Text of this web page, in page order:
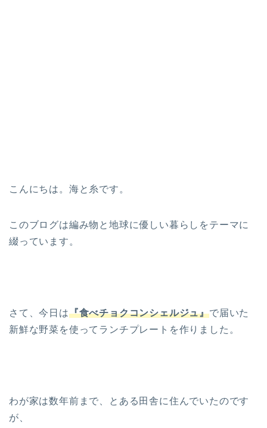
こんにちは。海と糸です。
このブログは編み物と地球に優しい暮らしをテーマに
綴っています。
さて、今日は『食べチョクコンシェルジュ』で届いた
新鮮な野菜を使ってランチプレートを作りました。
わが家は数年前まで、とある田舎に住んでいたのです
が、